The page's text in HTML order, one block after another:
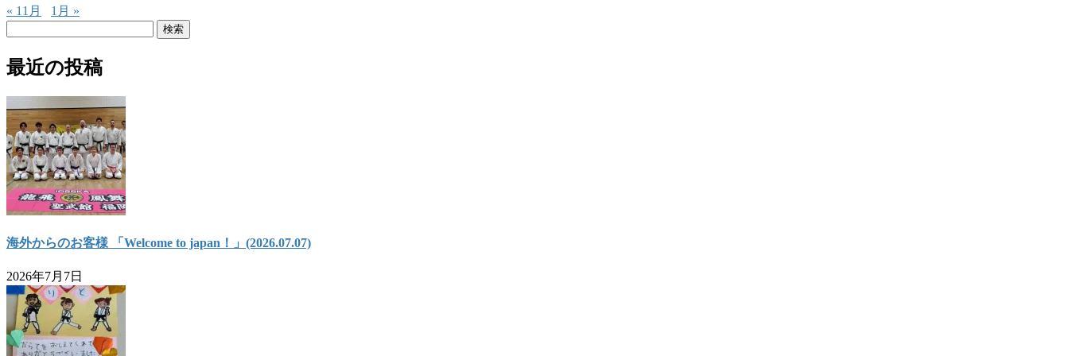
« 11月
1月 »
最近の投稿
海外からのお客様 「Welcome to japan！」(2026.07.07)
2026年7月7日